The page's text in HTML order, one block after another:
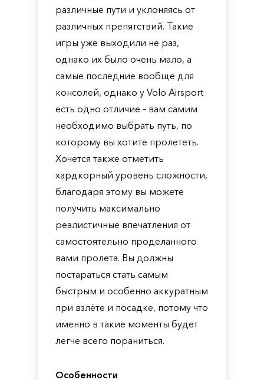
различные пути и уклоняясь от
различных препятствий. Такие
игры уже выходили не раз,
однако их было очень мало, а
самые последние вообще для
консолей, однако у Volo Airsport
есть одно отличие – вам самим
необходимо выбрать путь, по
которому вы хотите пролететь.
Хочется также отметить
хардкорный уровень сложности,
благодаря этому вы можете
получить максимально
реалистичные впечатления от
самостоятельно проделанного
вами пролета. Вы должны
постараться стать самым
быстрым и особенно аккуратным
при взлёте и посадке, потому что
именно в такие моменты будет
легче всего пораниться.
Особенности